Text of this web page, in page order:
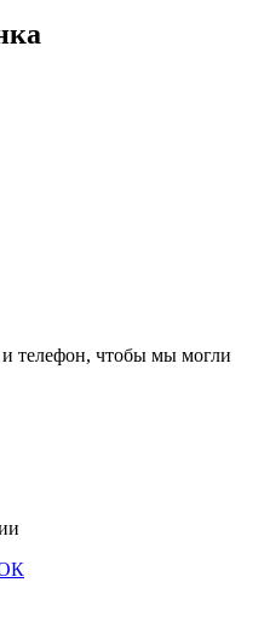
телефон, чтобы мы могли